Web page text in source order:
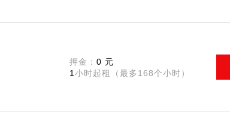
押金： 0 元
1 小时起租（最多168个小时）